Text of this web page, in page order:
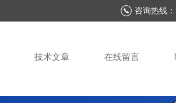
咨询热线：
技术文章 在线留言